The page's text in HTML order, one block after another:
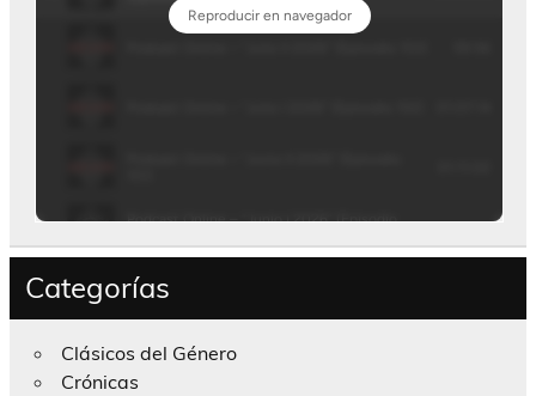
Categorías
Clásicos del Género
Crónicas